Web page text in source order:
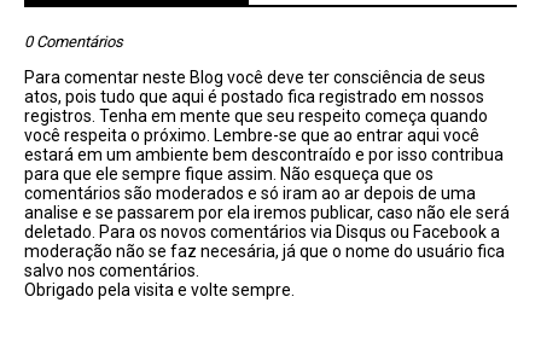
0 Comentários
Para comentar neste Blog você deve ter consciência de seus
atos, pois tudo que aqui é postado fica registrado em nossos
registros. Tenha em mente que seu respeito começa quando
você respeita o próximo. Lembre-se que ao entrar aqui você
estará em um ambiente bem descontraído e por isso contribua
para que ele sempre fique assim. Não esqueça que os
comentários são moderados e só iram ao ar depois de uma
analise e se passarem por ela iremos publicar, caso não ele será
deletado. Para os novos comentários via Disqus ou Facebook a
moderação não se faz necesária, já que o nome do usuário fica
salvo nos comentários.
Obrigado pela visita e volte sempre.